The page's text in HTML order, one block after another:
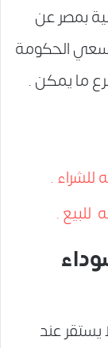
بمصر عن
فقط، وتسعي الحكومة
ما يمكن .
يستقر عند